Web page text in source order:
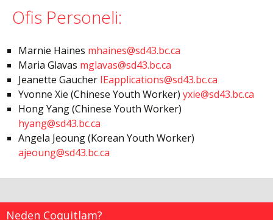
Ofis Personeli:
Marnie Haines mhaines@sd43.bc.ca
Maria Glavas mglavas@sd43.bc.ca
Jeanette Gaucher IEapplications@sd43.bc.ca
Yvonne Xie (Chinese Youth Worker) yxie@sd43.bc.ca
Hong Yang (Chinese Youth Worker)
hyang@sd43.bc.ca
Angela Jeoung (Korean Youth Worker)
ajeoung@sd43.bc.ca
Neden Coquitlam?